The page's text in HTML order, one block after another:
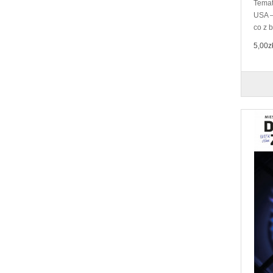
USA
co z
5,00zł